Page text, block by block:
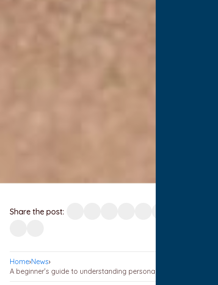
Share the post:
Home›News›
A beginner’s guide to understanding personal finance